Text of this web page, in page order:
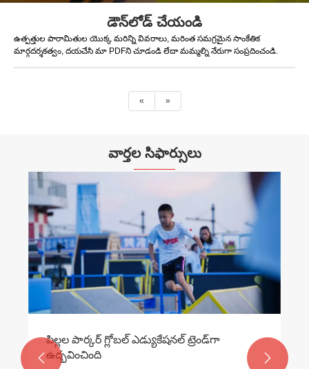
డౌన్‌లోడ్ చేయండి
ఉత్పత్తుల పారామితుల యొక్క మరిన్ని వివరాలు, మరింత సమగ్రమైన సాంకేతిక
మార్గదర్శకత్వం, దయచేసి మా PDFని చూడండి లేదా మమ్మల్ని నేరుగా సంప్రదించండి.
« »
వార్తల సిఫార్సులు
పిల్లల పార్కర్ గ్లోబల్ ఎడ్యుకేషనల్ ట్రెండ్‌గా
ఉద్భవించింది
 